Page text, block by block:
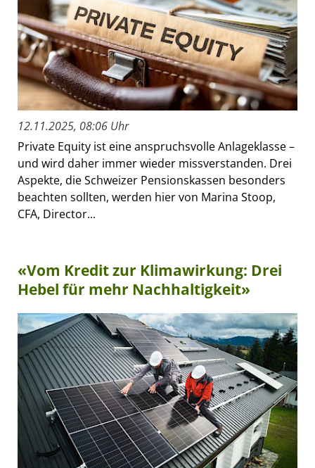
12.11.2025, 08:06 Uhr
Private Equity ist eine anspruchsvolle Anlageklasse –
und wird daher immer wieder missverstanden. Drei
Aspekte, die Schweizer Pensionskassen besonders
beachten sollten, werden hier von Marina Stoop,
CFA, Director...
«Vom Kredit zur Klimawirkung: Drei
Hebel für mehr Nachhaltigkeit»